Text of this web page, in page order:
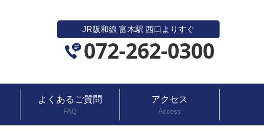
JR阪和線 富木駅 西口よりすぐ
072-262-0300
よくあるご質問
FAQ
アクセス
Access